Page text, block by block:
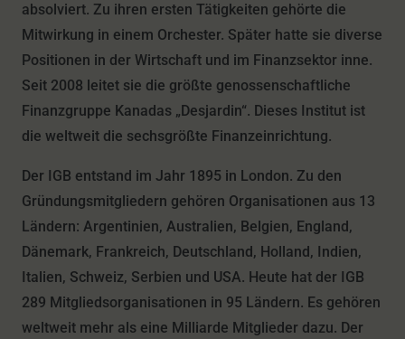
absolviert. Zu ihren ersten Tätigkeiten gehörte die
Mitwirkung in einem Orchester. Später hatte sie diverse
Positionen in der Wirtschaft und im Finanzsektor inne.
Seit 2008 leitet sie die größte genossenschaftliche
Finanzgruppe Kanadas „Desjardin“. Dieses Institut ist
die weltweit die sechsgrößte Finanzeinrichtung.
Der IGB entstand im Jahr 1895 in London. Zu den
Gründungsmitgliedern gehören Organisationen aus 13
Ländern: Argentinien, Australien, Belgien, England,
Dänemark, Frankreich, Deutschland, Holland, Indien,
Italien, Schweiz, Serbien und USA. Heute hat der IGB
289 Mitgliedsorganisationen in 95 Ländern. Es gehören
weltweit mehr als eine Milliarde Mitglieder dazu. Der